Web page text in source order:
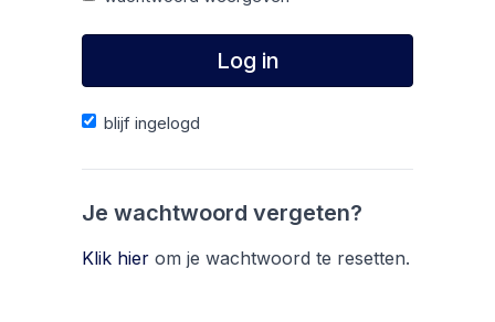
Log in
blijf ingelogd
Je wachtwoord vergeten?
Klik hier om je wachtwoord te resetten.